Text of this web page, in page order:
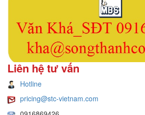
Liên hệ tư vấn
Hotline
pricing@stc-vietnam.com